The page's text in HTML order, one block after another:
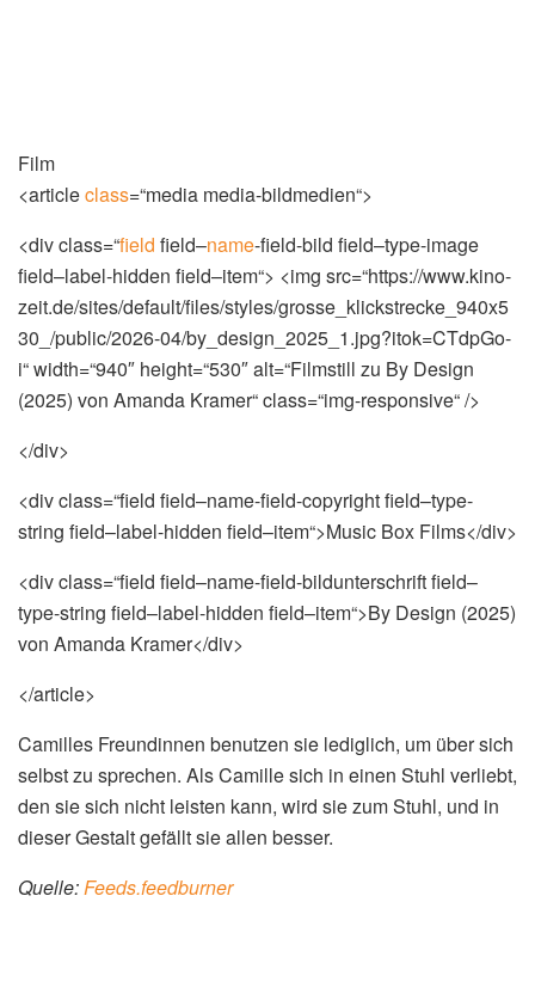
Film
<articleclass=“media media-bildmedien“>
<div class=“field field–name-field-bild field–type-image
field–label-hidden field–item“> <img src=“https://www.kino-
zeit.de/sites/default/files/styles/grosse_klickstrecke_940x5
30_/public/2026-04/by_design_2025_1.jpg?itok=CTdpGo-
i“ width=“940″ height=“530″ alt=“Filmstill zu By Design
(2025) von Amanda Kramer“ class=“img-responsive“ />
</div>
<div class=“field field–name-field-copyright field–type-
string field–label-hidden field–item“>Music Box Films</div>
<div class=“field field–name-field-bildunterschrift field–
type-string field–label-hidden field–item“>By Design (2025)
von Amanda Kramer</div>
</article>
Camilles Freundinnen benutzen sie lediglich, um über sich
selbst zu sprechen. Als Camille sich in einen Stuhl verliebt,
den sie sich nicht leisten kann, wird sie zum Stuhl, und in
dieser Gestalt gefällt sie allen besser.
Quelle:Feeds.feedburner